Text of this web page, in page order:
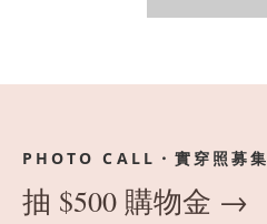
PHOTO CALL・實穿照募集
抽 $500 購物金 →